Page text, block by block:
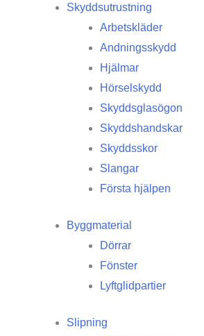
Skyddsutrustning
Arbetskläder
Andningsskydd
Hjälmar
Hörselskydd
Skyddsglasögon
Skyddshandskar
Skyddsskor
Slangar
Första hjälpen
Byggmaterial
Dörrar
Fönster
Lyftglidpartier
Slipning